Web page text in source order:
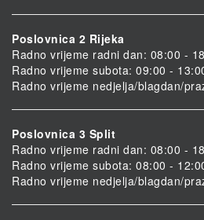
Poslovnica 2 Rijeka
Radno vrijeme radni dan: 08:00 -
Radno vrijeme subota: 09:00 -
Radno vrijeme nedjelja/blagdan/
Poslovnica 3 Split
Radno vrijeme radni dan: 08:00 -
Radno vrijeme subota: 08:00 -
Radno vrijeme nedjelja/blagdan/